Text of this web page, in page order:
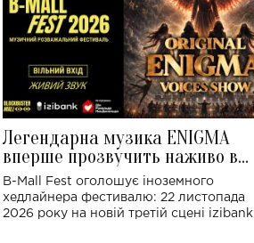
Легендарна музика ENIGMA
вперше прозвучить наживо в
Україні: де відбудеться концерт
B-Mall Fest оголошує іноземного
хедлайнера фестивалю: 22 листопада
2026 року на новій третій сцені izibank